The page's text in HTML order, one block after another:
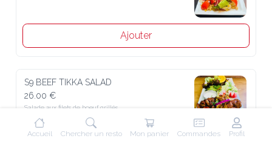
Ajouter
S9 BEEF TIKKA SALAD
26.00 €
Salade aux filets de boeuf grillés
Accueil Chercher un resto Mon panier Commandes Profil